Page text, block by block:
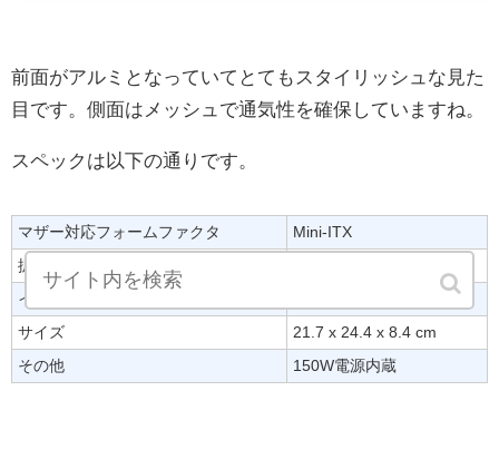
前面がアルミとなっていてとてもスタイリッシュな見た
目です。側面はメッシュで通気性を確保していますね。
スペックは以下の通りです。
マザー対応フォームファクタ
Mini-ITX
拡張性
インターフェース
サイズ
21.7 x 24.4 x 8.4 cm
その他
150W電源内蔵